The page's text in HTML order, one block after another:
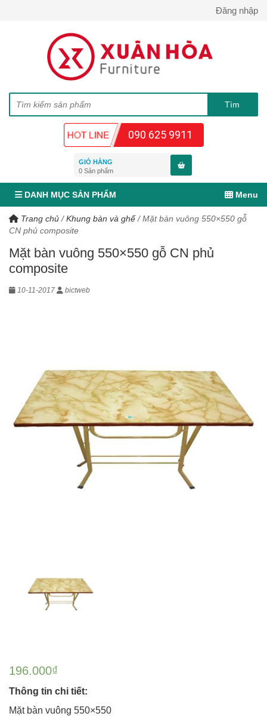
Đăng nhập
090 625 9911
GIỎ HÀNG
0 Sản phẩm
DANH MỤC SẢN PHẨM Menu
Trang chủ /Khung bàn và ghế/Mặt bàn vuông 550×550 gỗ
CN phủ composite
Mặt bàn vuông 550×550 gỗ CN phủ
composite
10-11-2017 bictweb
196.000₫
Thông tin chi tiết:
Mặt bàn vuông 550×550